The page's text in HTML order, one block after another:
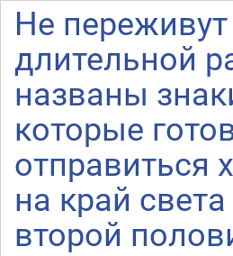
Не переживут
длительной
названы
которые
отправиться
на край
второй